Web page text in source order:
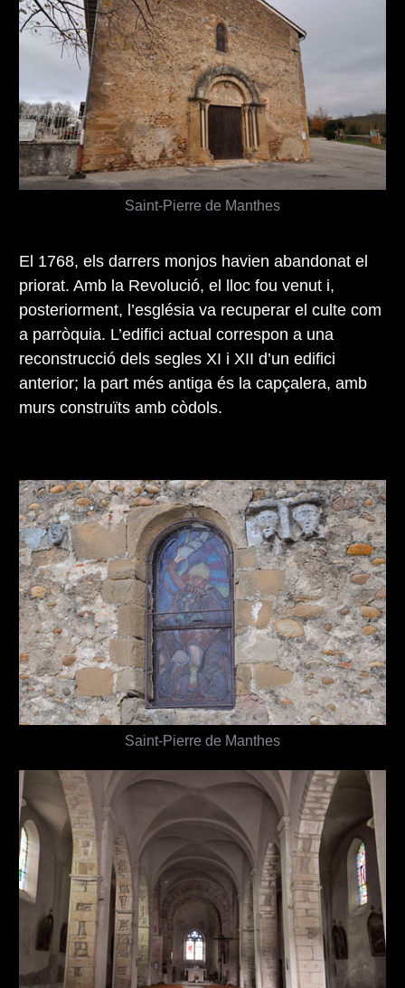
Saint-Pierre de Manthes
El 1768, els darrers monjos havien abandonat el
priorat. Amb la Revolució, el lloc fou venut i,
posteriorment, l’església va recuperar el culte com
a parròquia. L’edifici actual correspon a una
reconstrucció dels segles XI i XII d’un edifici
anterior; la part més antiga és la capçalera, amb
murs construïts amb còdols.
Saint-Pierre de Manthes